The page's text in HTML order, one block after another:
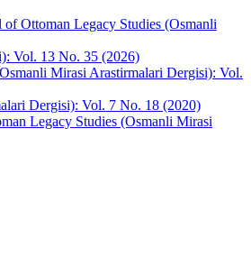
of Ottoman Legacy Studies (Osmanli
Vol. 13 No. 35 (2026)
Mirasi Arastirmalari Dergisi): Vol.
Dergisi): Vol. 7 No. 18 (2020)
Legacy Studies (Osmanli Mirasi